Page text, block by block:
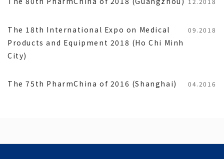
The 18th International Expo on Medical
Products and Equipment 2018 (Ho Chi Minh
City)
09.2018
The 75th PharmChina of 2016 (Shanghai) 04.2016